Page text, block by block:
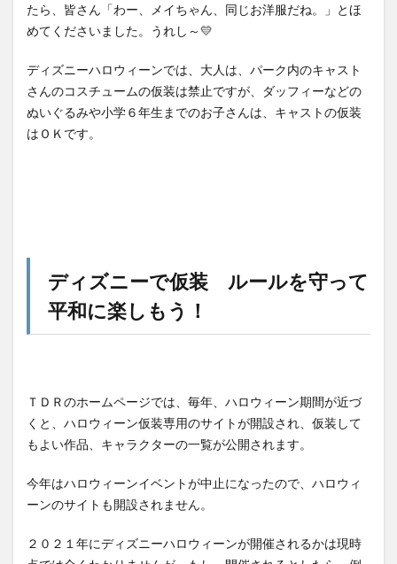
たら、皆さん「わー、メイちゃん、同じお洋服だね。」とほ
めてくださいました。うれし～💛
ディズニーハロウィーンでは、大人は、パーク内のキャスト
さんのコスチュームの仮装は禁止ですが、ダッフィーなどの
ぬいぐるみや小学６年生までのお子さんは、キャストの仮装
はＯＫです。
ディズニーで仮装 ルールを守って
平和に楽しもう！
ＴＤＲのホームページでは、毎年、ハロウィーン期間が近づ
くと、ハロウィーン仮装専用のサイトが開設され、仮装して
もよい作品、キャラクターの一覧が公開されます。
今年はハロウィーンイベントが中止になったので、ハロウィ
ーンのサイトも開設されません。
２０２１年にディズニーハロウィーンが開催されるかは現時